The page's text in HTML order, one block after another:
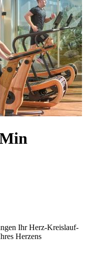
Ihr Herz-Kreislauf-
Herzens